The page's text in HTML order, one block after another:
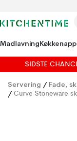
Madlavning
SIDSTE
Servering / Fade,
/ Curve Stoneware